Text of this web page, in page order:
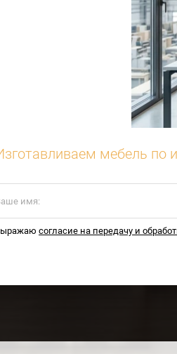
мебель по
согласие на передачу и